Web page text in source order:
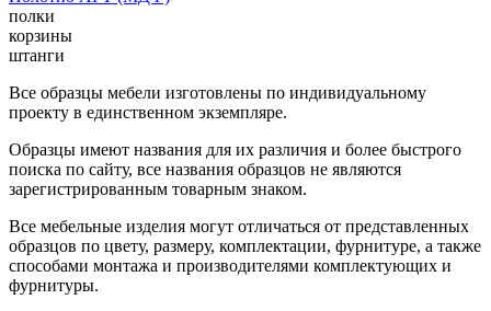
полки
корзины
штанги
Все образцы мебели изготовлены по индивидуальному
проекту в единственном экземпляре.
Образцы имеют названия для их различия и более быстрого
поиска по сайту, все названия образцов не являются
зарегистрированным товарным знаком.
Все мебельные изделия могут отличаться от представленных
образцов по цвету, размеру, комплектации, фурнитуре, а также
способами монтажа и производителями комплектующих и
фурнитуры.